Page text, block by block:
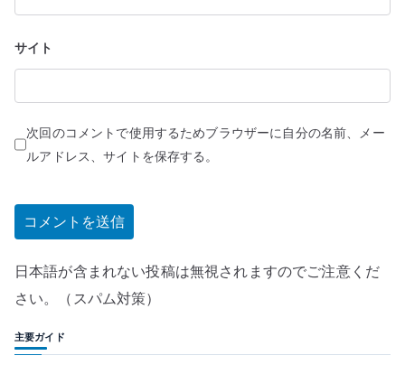
サイト
次回のコメントで使用するためブラウザーに自分の名前、メー
ルアドレス、サイトを保存する。
日本語が含まれない投稿は無視されますのでご注意くだ
さい。（スパム対策）
主要ガイド